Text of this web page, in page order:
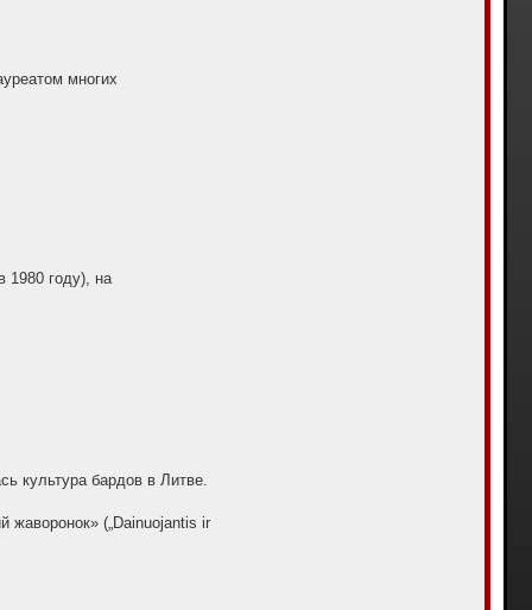
многих
1980 году), на
культура бардов в Литве.
(„Dainuojantis ir